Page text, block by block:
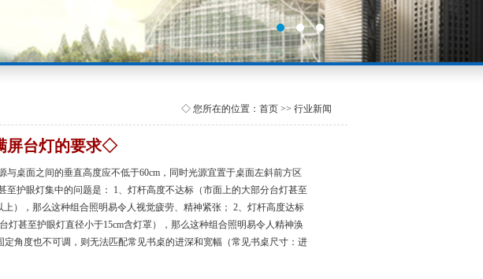
◇ 您所在的位置：首页 >> 行业新闻
台灯的要求◇
桌面之间的垂直高度应不低于60cm，同时光源宜置于桌面左斜前方区
护眼灯集中的问题是： 1、灯杆高度不达标（市面上的大部分台灯甚至
上），那么这种组合照明易令人视觉疲劳、精神紧张； 2、灯杆高度达标
灯甚至护眼灯直径小于15cm含灯罩），那么这种组合照明易令人精神涣
角度也不可调，则无法匹配常见书桌的进深和宽幅（常见书桌尺寸：进